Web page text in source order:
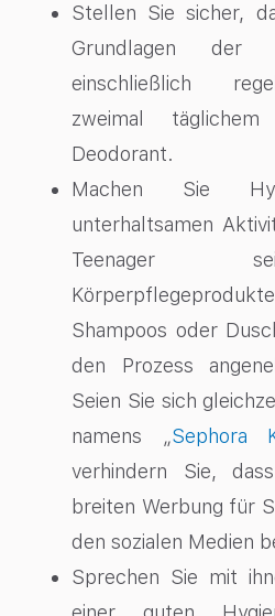
Stellen Sie sicher,
Grundlagen der
einschließlich
zweimal
Deodorant.
Machen Sie
unterhaltsamen
Teenager
Shampoos oder
den Prozess
Seien Sie sich
namens „Sephora
verhindern Sie,
breiten Werbung für
den sozialen Medien
Sprechen Sie mit